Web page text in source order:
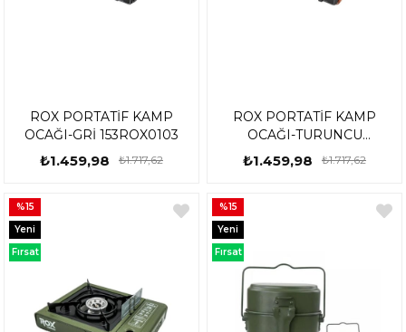
ROX PORTATİF KAMP
OCAĞI-GRİ 153ROX0103
₺1.459,98 ₺1.717,62
ROX PORTATİF KAMP
OCAĞI-TURUNCU
153ROX0189
₺1.459,98 ₺1.717,62
%15
Yeni
Ürün
Fırsat
%15
Yeni
Ürün
Fırsat
Ürünü